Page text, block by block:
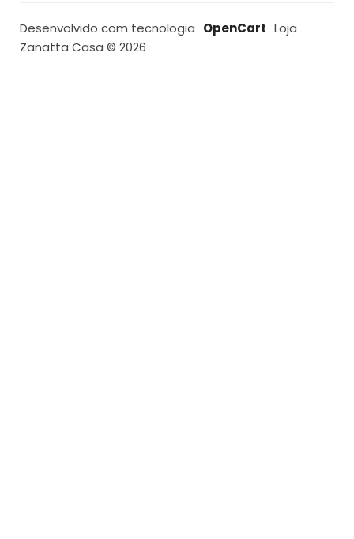
Desenvolvido com tecnologia OpenCart Loja
Zanatta Casa © 2026